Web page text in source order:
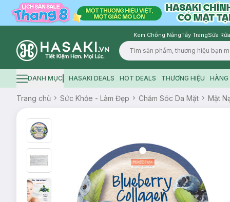
Kem Chống NắngTẩy TrangSữa
Logo
Hamburger icon
DANH MỤC HASAKI DEALS HOT DEALS THƯƠNG HIỆU HÀNG
Trang chủ Sức Khỏe - Làm Đẹp Chăm Sóc Da Mặt Mặt